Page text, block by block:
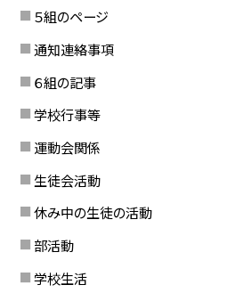
５組のページ
通知連絡事項
６組の記事
学校行事等
運動会関係
生徒会活動
休み中の生徒の活動
部活動
学校生活